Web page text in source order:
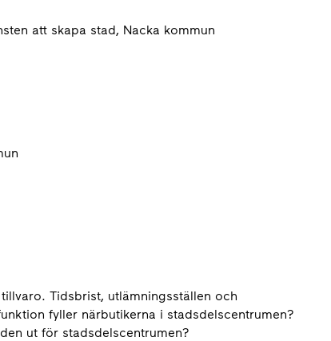
att skapa stad, Nacka kommun
Tidsbrist, utlämningsställen och
fyller närbutikerna i stadsdelscentrumen?
ut för stadsdelscentrumen?